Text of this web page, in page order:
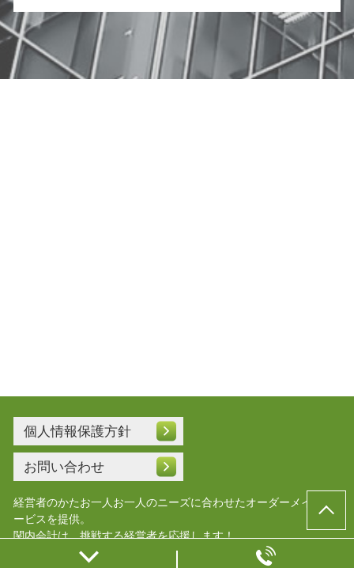
個人情報保護方針
お問い合わせ
経営者のかたお一人お一人のニーズに合わせたオーダーメイドサ
ービスを提供。
関内会計は、挑戦する経営者を応援します！
© 横浜会社設立.com